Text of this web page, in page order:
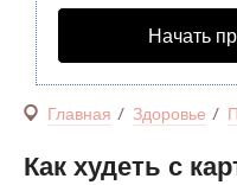
Начать
Главная Здоровье
Как худеть с